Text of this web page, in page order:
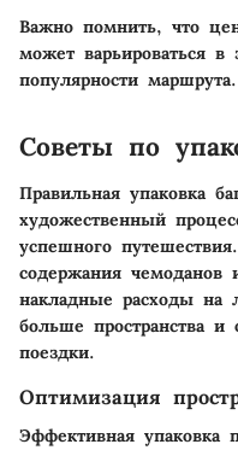
Важно помнить, что
может варьироваться в
популярности маршрута.
Советы по
Правильная упаковка
художественный
успешного
содержания чемоданов
накладные расходы на
больше пространства и
поездки.
Оптимизация
Эффективная упаковка